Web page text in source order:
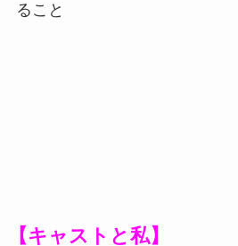
ること
【キャストと私】